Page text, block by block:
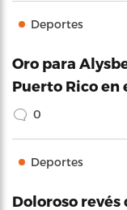
Deportes
Oro para
Puerto Rico en
0
Deportes
Doloroso